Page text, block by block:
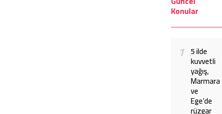
Konular
1 5 ilde
kuvvetli
yağış,
Marmara
ve
Ege’de
rüzgar